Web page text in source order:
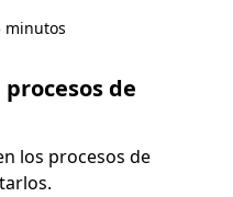
minutos
de
los procesos de